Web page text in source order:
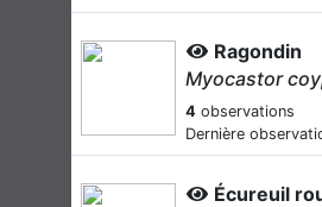
Ragondin
Myocastor
4 observations
Dernière
Écureuil